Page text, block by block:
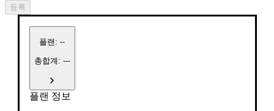
등록
플랜 : --
총합계: ---
플랜 정보